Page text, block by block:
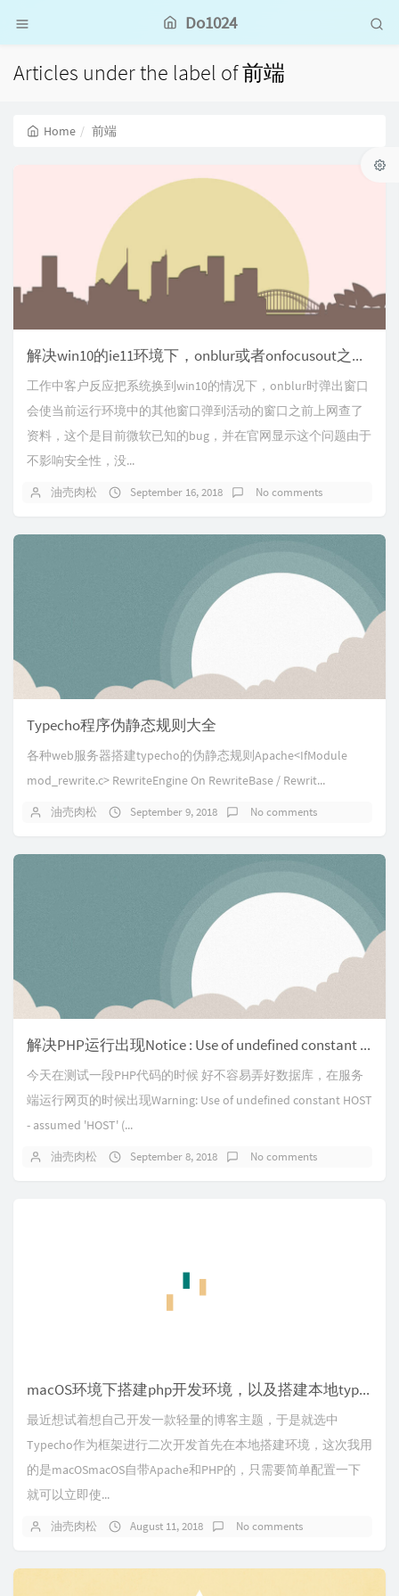
Do1024
Articles under the label of 前端
Home 前端
解决win10的ie11环境下，onblur或者onfocusout之后的alert弹出时，其他窗口会隐藏当前窗口的问题
工作中客户反应把系统换到win10的情况下，onblur时弹出窗口
会使当前运行环境中的其他窗口弹到活动的窗口之前上网查了
资料，这个是目前微软已知的bug，并在官网显示这个问题由于
不影响安全性，没...
油売肉松 September 16, 2018 No comments
Typecho程序伪静态规则大全
各种web服务器搭建typecho的伪静态规则Apache<IfModule
mod_rewrite.c> RewriteEngine On RewriteBase / Rewrit...
油売肉松 September 9, 2018 No comments
解决PHP运行出现Notice : Use of undefined constant 和A session had already been started - ignoring session_start() 的方法
今天在测试一段PHP代码的时候 好不容易弄好数据库，在服务
端运行网页的时候出现Warning: Use of undefined constant HOST
- assumed 'HOST' (...
油売肉松 September 8, 2018 No comments
macOS环境下搭建php开发环境，以及搭建本地typecho开发环境遇到的问题
最近想试着想自己开发一款轻量的博客主题，于是就选中
Typecho作为框架进行二次开发首先在本地搭建环境，这次我用
的是macOSmacOS自带Apache和PHP的，只需要简单配置一下
就可以立即使...
油売肉松 August 11, 2018 No comments